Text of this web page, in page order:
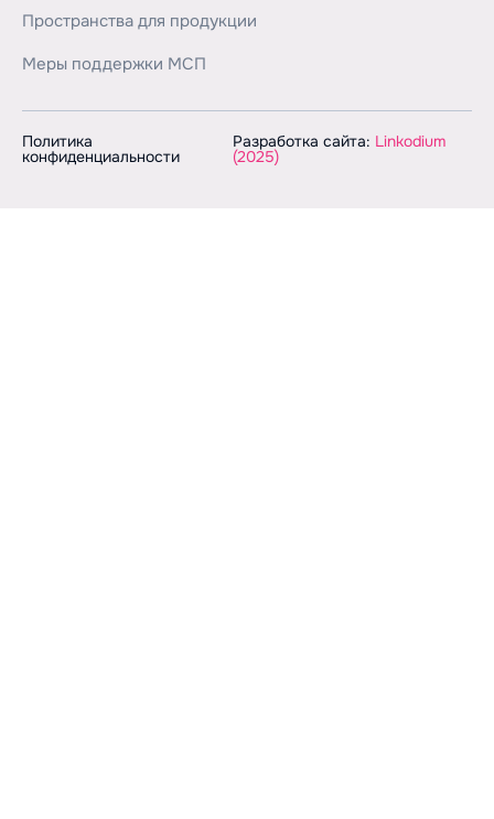
Пространства для продукции
Меры поддержки МСП
Политика
конфиденциальности
Разработка сайта: Linkodium
(2025)